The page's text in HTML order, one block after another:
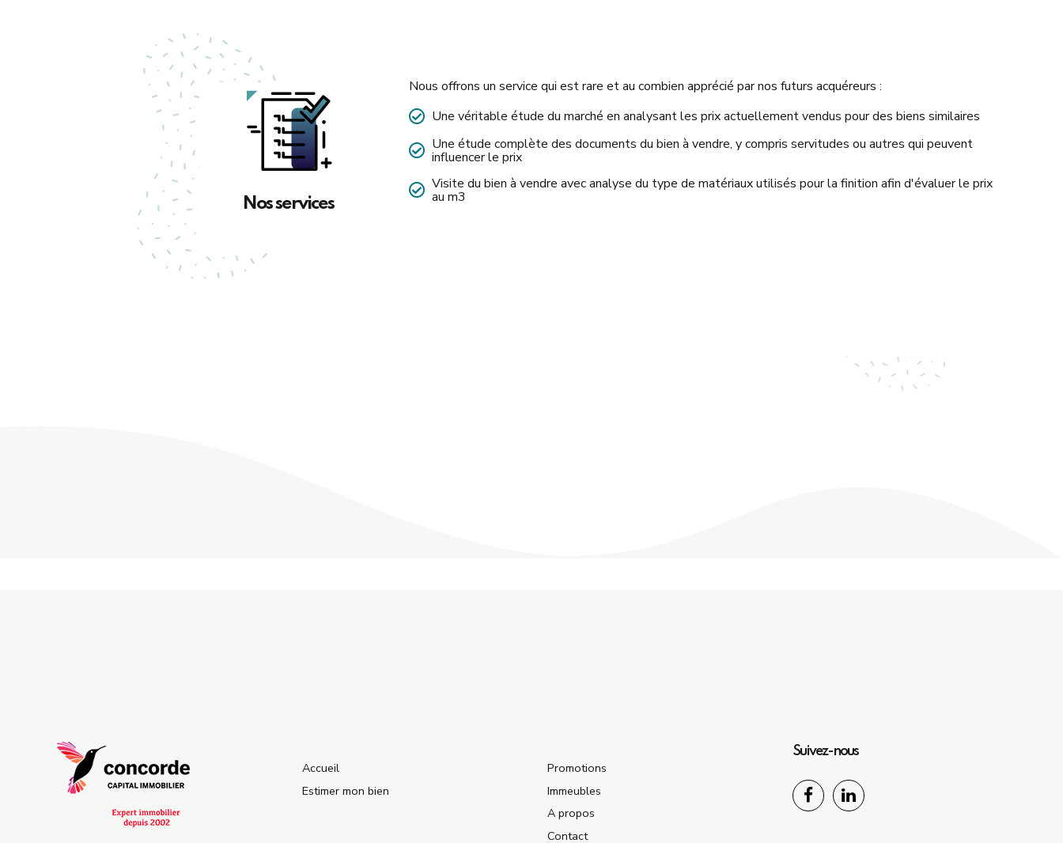
Nos services
Nous offrons un service qui est rare et au combien apprécié par nos futurs acquéreurs :
Une véritable étude du marché en analysant les prix actuellement vendus pour des biens similaires
Une étude complète des documents du bien à vendre, y compris servitudes ou autres qui peuvent
influencer le prix
Visite du bien à vendre avec analyse du type de matériaux utilisés pour la finition afin d'évaluer le prix
au m3
Accueil
Estimer mon bien
Promotions
Immeubles
A propos
Contact
Suivez-nous